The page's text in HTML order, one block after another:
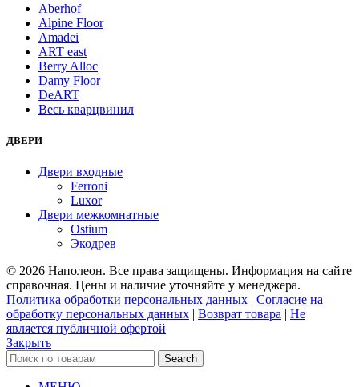
Aberhof
Alpine Floor
Amadei
ART east
Berry Alloc
Damy Floor
DeART
Весь кварцвинил
ДВЕРИ
Двери входные
Ferroni
Luxor
Двери межкомнатные
Ostium
Экодрев
© 2026 Наполеон. Все права защищены. Информация на сайте
справочная. Цены и наличие уточняйте у менеджера.
Политика обработки персональных данных | Согласие на
обработку персональных данных | Возврат товара | Не
является публичной офертой
Закрыть
Search